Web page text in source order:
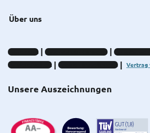
Über uns
Unsere Auszeichnungen
Impressum Datenschutz-Hinweise
Barrierefreiheit
Cookie-Einstellungen Vertrag